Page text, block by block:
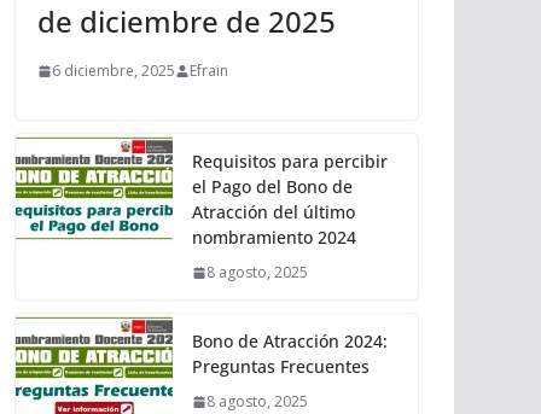
de diciembre de 2025
6 diciembre, 2025 Efrain
Requisitos para percibir
el Pago del Bono de
Atracción del último
nombramiento 2024
8 agosto, 2025
Bono de Atracción 2024:
Preguntas Frecuentes
8 agosto, 2025